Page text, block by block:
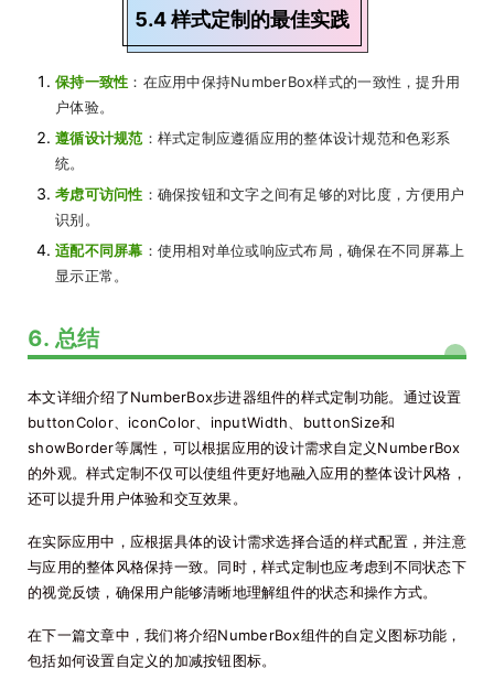
5.4 样式定制的最佳实践
保持一致性 ：在应用中保持NumberBox样式的一致性，提升用
户体验。
遵循设计规范 ：样式定制应遵循应用的整体设计规范和色彩系
统。
考虑可访问性 ：确保按钮和文字之间有足够的对比度，方便用户
识别。
适配不同屏幕 ：使用相对单位或响应式布局，确保在不同屏幕上
显示正常。
6. 总结
本文详细介绍了NumberBox步进器组件的样式定制功能。通过设置
buttonColor、iconColor、inputWidth、buttonSize和
showBorder等属性，可以根据应用的设计需求自定义NumberBox
的外观。样式定制不仅可以使组件更好地融入应用的整体设计风格，
还可以提升用户体验和交互效果。
在实际应用中，应根据具体的设计需求选择合适的样式配置，并注意
与应用的整体风格保持一致。同时，样式定制也应考虑到不同状态下
的视觉反馈，确保用户能够清晰地理解组件的状态和操作方式。
在下一篇文章中，我们将介绍NumberBox组件的自定义图标功能，
包括如何设置自定义的加减按钮图标。